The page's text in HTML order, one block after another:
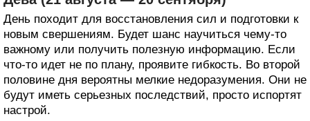
День походит для восстановления сил и подготовки к
новым свершениям. Будет шанс научиться чему-то
важному или получить полезную информацию. Если
что-то идет не по плану, проявите гибкость. Во второй
половине дня вероятны мелкие недоразумения. Они не
будут иметь серьезных последствий, просто испортят
настрой.